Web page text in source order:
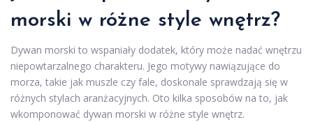
morski w różne style wnętrz?
Dywan morski to wspaniały dodatek, który może nadać wnętrzu
niepowtarzalnego charakteru. Jego motywy nawiązujące do
morza, takie jak muszle czy fale, doskonale sprawdzają się w
różnych stylach aranżacyjnych. Oto kilka sposobów na to, jak
wkomponować dywan morski w różne style wnętrz.